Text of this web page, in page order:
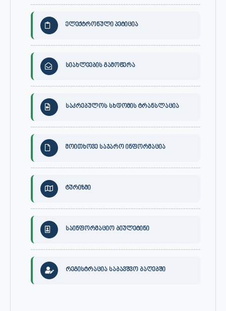
ელექტრონული პეტიცია
სიახლეების გამოწერა
საკრებულოს სხდომის ტრანსლაცია
მოითხოვე საჯარო ინფორმაცია
ტურიზმი
საინფორმაციო ბიულეტინი
რეგისტრაცია საბავშვო ბაღებში